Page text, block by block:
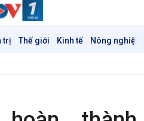
trị Thế giới Kinh tế Nông nghiệp